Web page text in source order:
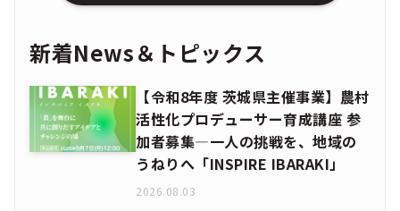
新着News＆トピックス
【令和8年度 茨城県主催事業】農村
活性化プロデューサー育成講座 参
加者募集―一人の挑戦を、地域の
うねりへ「INSPIRE IBARAKI」
2026.08.03